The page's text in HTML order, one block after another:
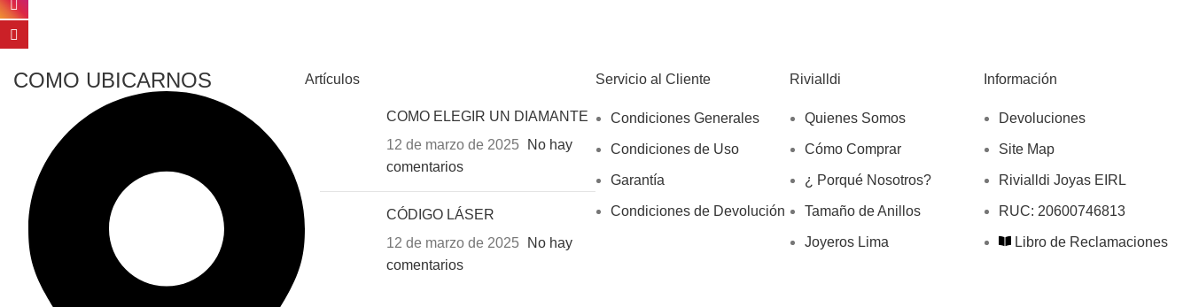
COMO UBICARNOS Artículos
COMO ELEGIR UN DIAMANTE
12 de marzo de 2025
No hay
comentarios
CÓDIGO LÁSER
12 de marzo de 2025
No hay
comentarios
Servicio al Cliente
Condiciones Generales
Condiciones de Uso
Garantía
Condiciones de Devolución
Rivialldi
Quienes Somos
Cómo Comprar
¿ Porqué Nosotros?
Tamaño de Anillos
Joyeros Lima
Información
Devoluciones
Site Map
Rivialldi Joyas EIRL
RUC: 20600746813
Libro de Reclamaciones